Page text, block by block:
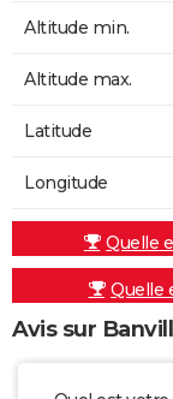
Altitude min.
Altitude max.
Latitude
Longitude
Quelle
Quelle
Avis sur